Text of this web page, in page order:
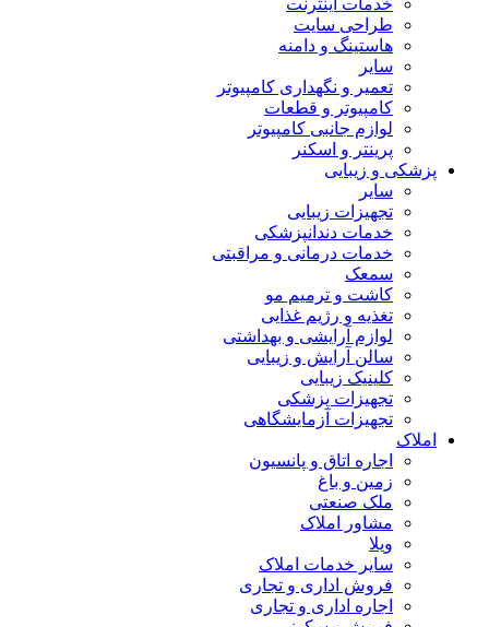
خدمات اینترنت
طراحی سایت
هاستینگ و دامنه
سایر
تعمیر و نگهداری کامپیوتر
کامپیوتر و قطعات
لوازم جانبی کامپیوتر
پرینتر و اسکنر
پزشکی و زیبایی
سایر
تجهیزات زیبایی
خدمات دندانپزشکی
خدمات درمانی و مراقبتی
سمعک
کاشت و ترمیم مو
تغذیه و رژیم غذایی
لوازم آرایشی و بهداشتی
سالن آرایش و زیبایی
کلینیک زیبایی
تجهیزات پزشکی
تجهیزات آزمایشگاهی
املاک
اجاره اتاق و پانسیون
زمین و باغ
ملک صنعتی
مشاور املاک
ویلا
سایر خدمات املاک
فروش اداری و تجاری
اجاره اداری و تجاری